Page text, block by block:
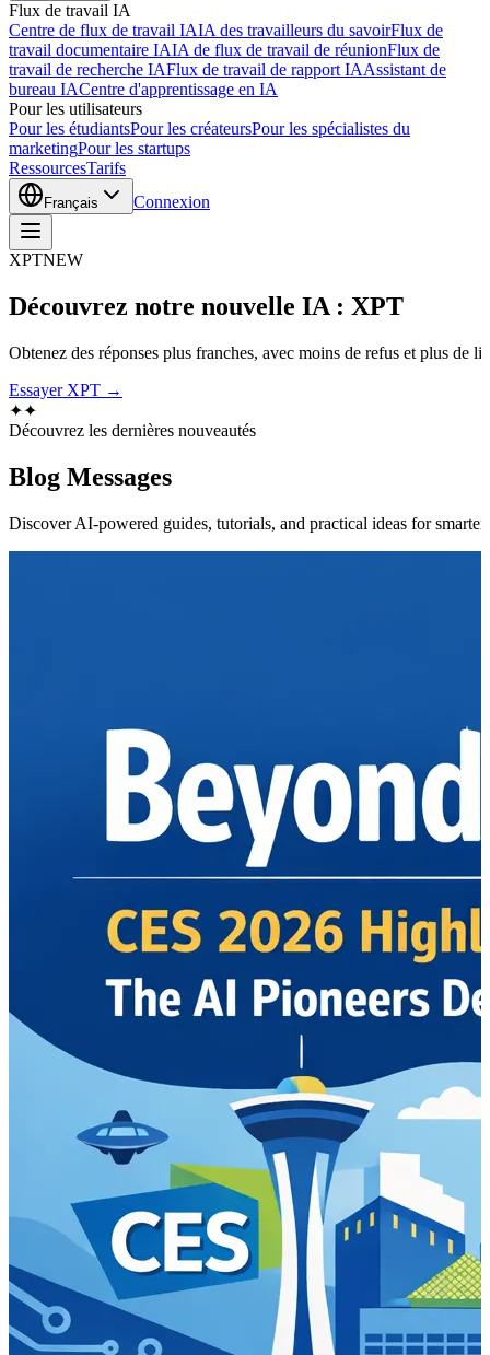
Flux de travail IA
Centre de flux de travail IAIA des travailleurs du savoirFlux de
travail documentaire IAIA de flux de travail de réunionFlux de
travail de recherche IAFlux de travail de rapport IAAssistant de
bureau IACentre d'apprentissage en IA
Pour les utilisateurs
Pour les étudiantsPour les créateursPour les spécialistes du
marketingPour les startups
RessourcesTarifs
Français Connexion
XPTNEW
Découvrez notre nouvelle IA : XPT
Obtenez des réponses plus franches, avec moins de refus et plus de
Essayer XPT →
✦✦
Découvrez les dernières nouveautés
Blog Messages
Discover AI-powered guides, tutorials, and practical ideas for